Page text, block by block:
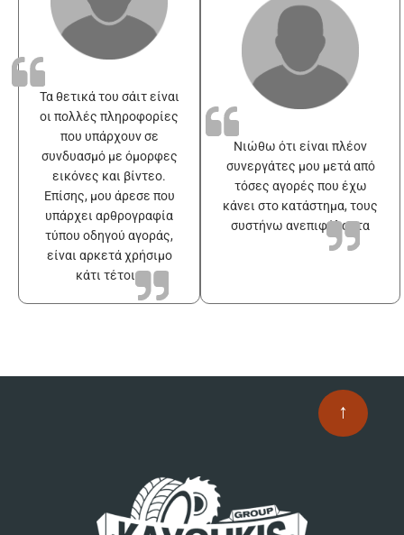
Τα θετικά του σάιτ είναι
οι πολλές πληροφορίες
που υπάρχουν σε
συνδυασμό με όμορφες
εικόνες και βίντεο.
Επίσης, μου άρεσε που
υπάρχει αρθρογραφία
τύπου οδηγού αγοράς,
είναι αρκετά χρήσιμο
κάτι τέτοιο
Νιώθω ότι είναι πλέον
συνεργάτες μου μετά από
τόσες αγορές που έχω
κάνει στο κατάστημα, τους
συστήνω ανεπιφύλακτα
↑